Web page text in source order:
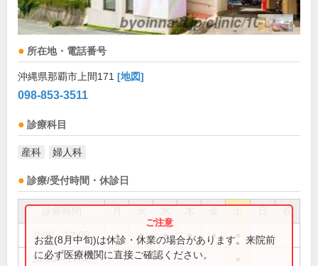
所在地・電話番号
沖縄県那覇市上間171 [地図]
098-853-3511
診療科目
産科 婦人科
診療/受付時間・休診日
祝
9:00～12:00 ● ● ● ● ●
14:00～17:00
お盆(8月中旬)は休診・休業の場合があります。来院前
に必ず医療機関に直接ご確認ください。